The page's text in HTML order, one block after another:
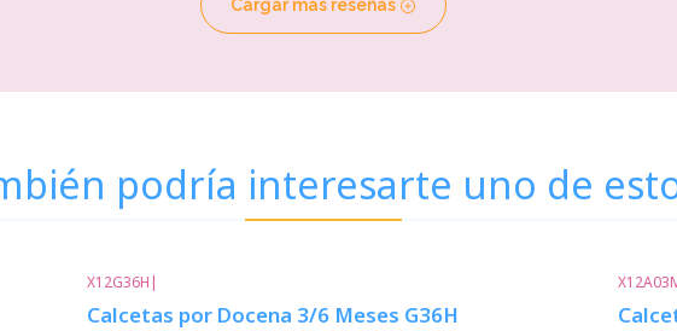
Cargar más reseñas
podría interesarte uno de
X12G36H |
Calcetas por Docena 3/6 Meses G36H